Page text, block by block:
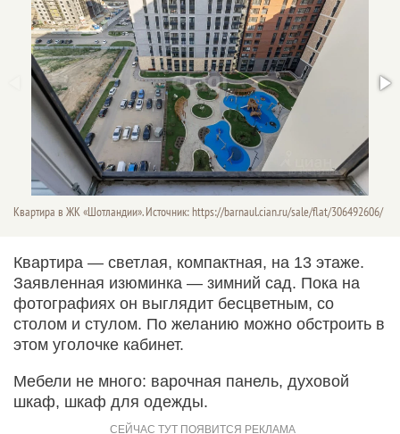
Квартира в ЖК «Шотландии». Источник: https://barnaul.cian.ru/sale/flat/306492606/
Квартира — светлая, компактная, на 13 этаже.
Заявленная изюминка — зимний сад. Пока на
фотографиях он выглядит бесцветным, со
столом и стулом. По желанию можно обстроить в
этом уголочке кабинет.
Мебели не много: варочная панель, духовой
шкаф, шкаф для одежды.